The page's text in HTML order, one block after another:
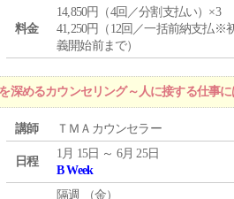
料金
14,850円（4回／分割支払い）×3
41,250円（12回／一括前納支払※
義開始前まで）
深めるカウンセリング～人に接する仕事
講師 ＴＭＡカウンセラー
日程
1月 15日 ～ 6月 25日
B Week
隔週 （金）